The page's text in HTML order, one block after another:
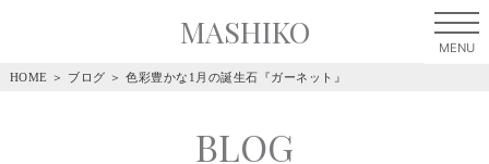
MASHIKO
HOME ＞ ブログ ＞色彩豊かな1月の誕生石『ガーネット』
BLOG